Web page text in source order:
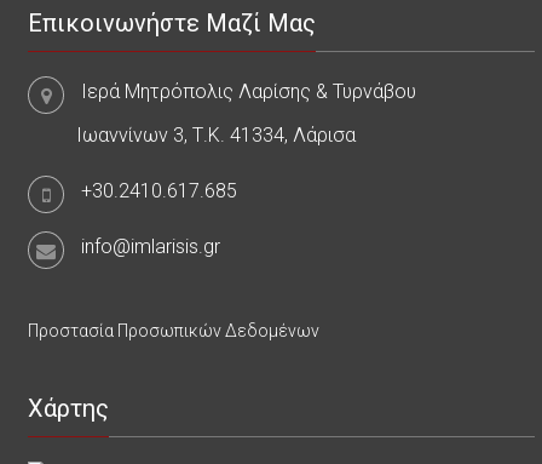
Επικοινωνήστε Μαζί Μας
Ιερά Μητρόπολις Λαρίσης & Τυρνάβου
Ιωαννίνων 3, Τ.Κ. 41334, Λάρισα
+30.2410.617.685
info@imlarisis.gr
Προστασία Προσωπικών Δεδομένων
Χάρτης